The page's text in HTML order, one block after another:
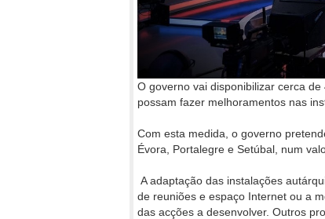
O governo vai disponibilizar cerca
possam fazer melhoramentos nas
Com esta medida, o governo
Évora, Portalegre e Setúbal, num
A adaptação das instalações
de reuniões e espaço Internet ou a
das acções a desenvolver. Outros